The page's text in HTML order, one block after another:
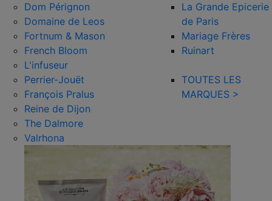
Dom Pérignon
Domaine de Leos
Fortnum & Mason
French Bloom
L'infuseur
Perrier-Jouët
François Pralus
Reine de Dijon
The Dalmore
Valrhona
La Grande Epicerie
de Paris
Mariage Frères
Ruinart
TOUTES LES
MARQUES >